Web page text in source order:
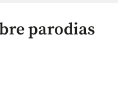
parodias